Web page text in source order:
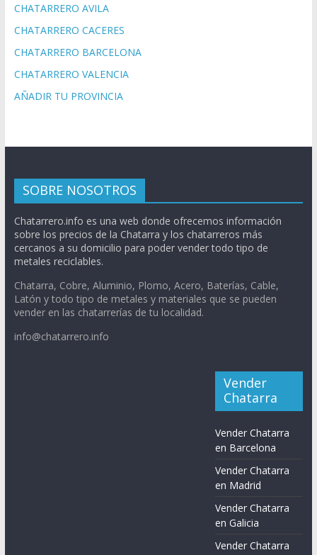
CHATARRERO AVILA
CHATARRERO CACERES
CHATARRERO BARCELONA
CHATARRERO VALENCIA
AÑADIR TU PROVINCIA
SOBRE NOSOTROS
Chatarrero.info es una web donde ofrecemos información
sobre los precios de la Chatarra y los chatarreros más
cercanos a su domicilio para poder vender todo tipo de
metales reciclables.
Chatarra, Cobre, Aluminio, Plomo, Acero, Baterías, Cable,
Latón y todo tipo de metales y materiales que se pueden
vender en las chatarrerías de tu localidad.
info@chatarrero.info
Vender
Chatarra
Vender Chatarra
en Barcelona
Vender Chatarra
en Madrid
Vender Chatarra
en Galicia
Vender Chatarra